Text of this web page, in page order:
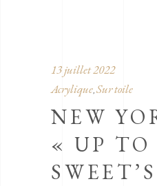
13 juillet 2022
Acrylique, Sur toile
NEW
« UP TO